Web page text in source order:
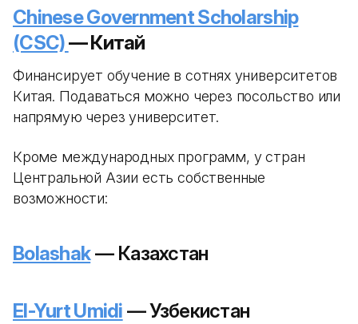
Chinese Government Scholarship
(CSC)— Китай
Финансирует обучение в сотнях университетов
Китая. Подаваться можно через посольство или
напрямую через университет.
Кроме международных программ, у стран
Центральной Азии есть собственные
возможности:
Bolashak— Казахстан
El-Yurt Umidi — Узбекистан